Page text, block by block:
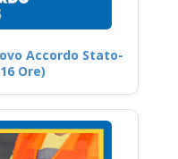
Accordo Stato-
Ore)